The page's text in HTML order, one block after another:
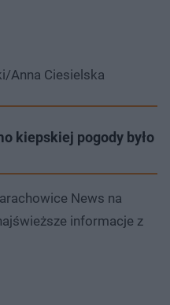
Anna Ciesielska
kiepskiej pogody było
News na
informacje z